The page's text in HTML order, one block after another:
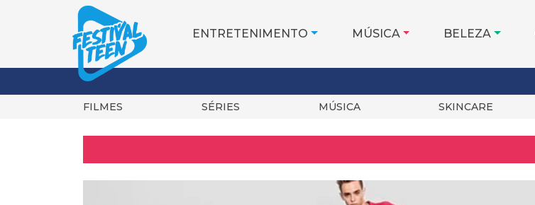
ENTRETENIMENTO MÚSICA BELEZA
FILMES SÉRIES MÚSICA SKINCARE